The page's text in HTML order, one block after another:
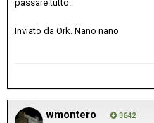
passare tutto.
Inviato da Ork. Nano nano
wmontero 3642